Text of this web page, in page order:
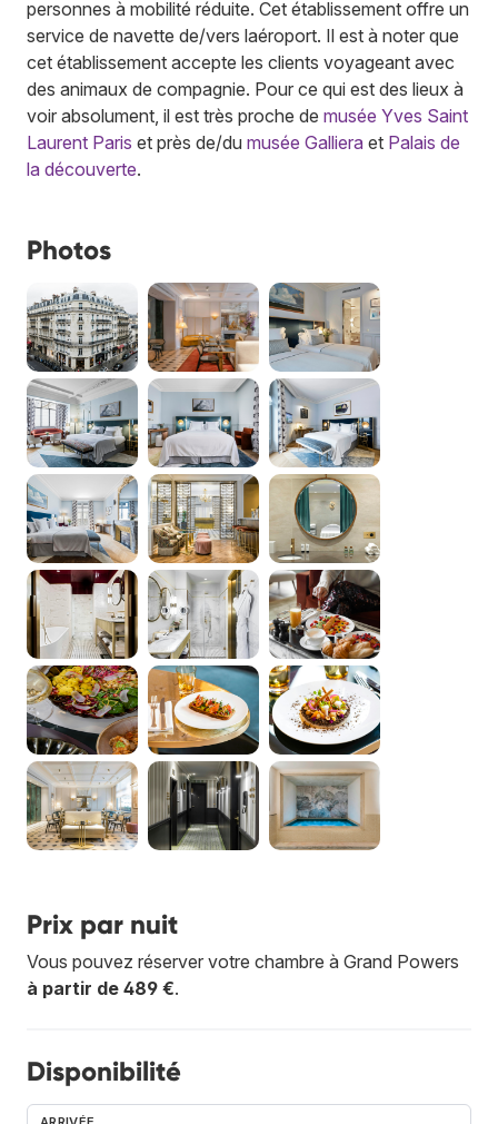
personnes à mobilité réduite. Cet établissement offre un
service de navette de/vers laéroport. Il est à noter que
cet établissement accepte les clients voyageant avec
des animaux de compagnie. Pour ce qui est des lieux à
voir absolument, il est très proche de musée Yves Saint
Laurent Paris et près de/du musée Galliera et Palais de
la découverte.
Photos
Prix par nuit
Vous pouvez réserver votre chambre à Grand Powers
à partir de 489 €.
Disponibilité